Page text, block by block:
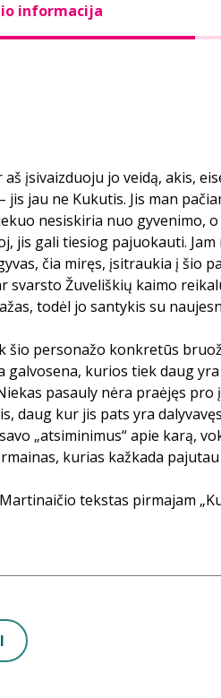
informacija
aš įsivaizduoju jo veidą, akis,
jau ne Kukutis. Jis man
nesiskiria nuo gyvenimo,
jis gali tiesiog pajuokauti.
čia miręs, įsitraukia į šio
svarsto Žuveliškių kaimo
todėl jo santykis su
šio personažo konkretūs
galvosena, kurios tiek daug
pasauly nėra praėjęs pro
daug kur jis pats yra
„atsiminimus“ apie karą,
kurias kažkada
tekstas pirmajam